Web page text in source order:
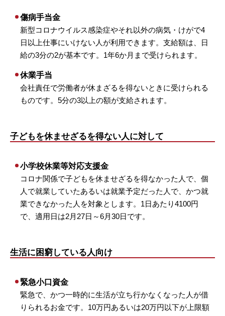
傷病手当金
新型コロナウイルス感染症やそれ以外の病気・けがで4
日以上仕事にいけない人が利用できます。支給額は、日
給の3分の2が基本です。1年6か月まで受けられます。
休業手当
会社責任で労働者が休まざるを得ないときに受けられる
ものです。5分の3以上の額が支給されます。
子どもを休ませざるを得ない人に対して
小学校休業等対応支援金
コロナ関係で子どもを休ませざるを得なかった人で、個
人で就業していたあるいは就業予定だった人で、かつ就
業できなかった人を対象とします。1日あたり4100円
で、適用日は2月27日～6月30日です。
生活に困窮している人向け
緊急小口資金
緊急で、かつ一時的に生活が立ち行かなくなった人が借
りられるお金です。10万円あるいは20万円以下が上限額